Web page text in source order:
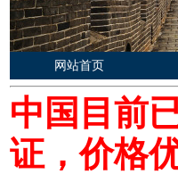
网站首页
中国目前
证，价格